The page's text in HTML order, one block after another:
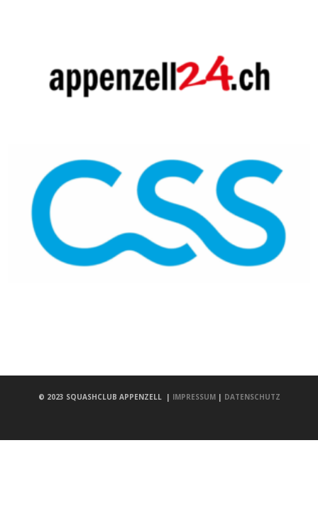
© 2023 SQUASHCLUB APPENZELL | IMPRESSUM| DATENSCHUTZ